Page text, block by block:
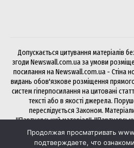
Допускається цитування матеріалів
згоди Newswall.com.ua за умови
посилання на Newswall.com.ua - Стіна
видань обов'язкове розміщення
систем гіперпосилання на цитовані
тексті або в якості джерела.
переслідується Законом.
"Партнерський матеріал",
новини", "Прес-реліз", "PR",
реклами.
Продолжая просматривать
подтверждаете, что